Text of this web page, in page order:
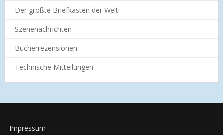
Der größte Briefkasten der Welt
Szenenachrichten
Bücherrezensionen
Technische Mitteilungen
Impressum